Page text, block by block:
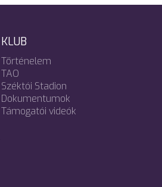
KLUB
Történelem
TAO
Széktói Stadion
Dokumentumok
Támogatói videók